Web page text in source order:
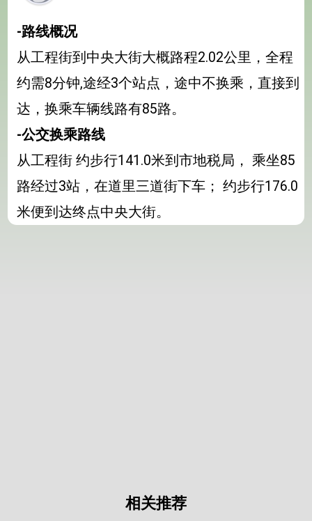
-路线概况
从工程街到中央大街大概路程2.02公里，全程
约需8分钟,途经3个站点，途中不换乘，直接到
达，换乘车辆线路有85路。
-公交换乘路线
从工程街 约步行141.0米到市地税局， 乘坐85
路经过3站，在道里三道街下车； 约步行176.0
米便到达终点中央大街。
相关推荐